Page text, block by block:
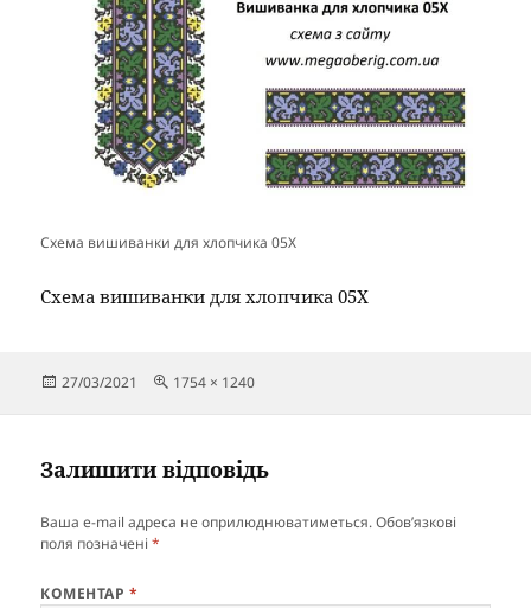
Схема вишиванки для хлопчика 05Х
Схема вишиванки для хлопчика 05Х
Опубліковано
27/03/2021
Повний
1754 × 1240
Залишити відповідь
Ваша e-mail адреса не оприлюднюватиметься. Обов’язкові
поля позначені*
КОМЕНТАР *